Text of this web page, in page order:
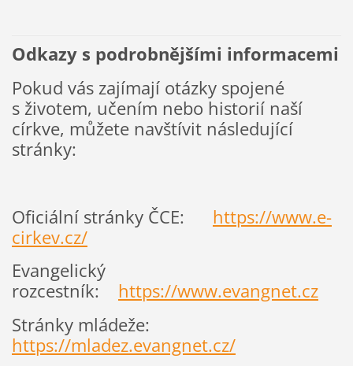
Odkazy s podrobnějšími informacemi
Pokud vás zajímají otázky spojené
s životem, učením nebo historií naší
církve, můžete navštívit následující
stránky:
Oficiální stránky ČCE: https://www.e-
cirkev.cz/
Evangelický
rozcestník: https://www.evangnet.cz
Stránky mládeže:
https://mladez.evangnet.cz/